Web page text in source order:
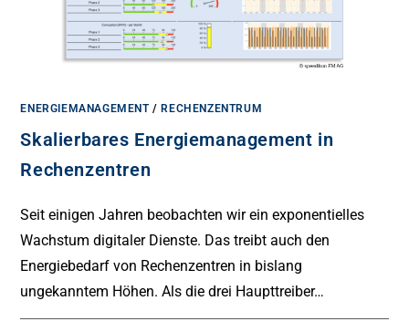
ENERGIEMANAGEMENT/ RECHENZENTRUM
Skalierbares Energiemanagement in
Rechenzentren
Seit einigen Jahren beobachten wir ein exponentielles
Wachstum digitaler Dienste. Das treibt auch den
Energiebedarf von Rechenzentren in bislang
ungekanntem Höhen. Als die drei Haupttreiber…